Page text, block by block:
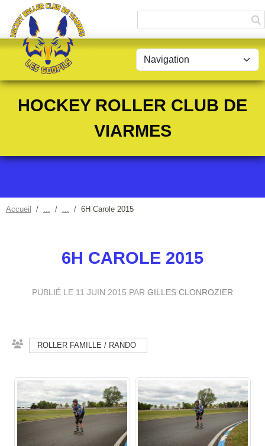
HOCKEY ROLLER CLUB DE
VIARMES
Accueil 6H Carole 2015
6H CAROLE 2015
PUBLIÉ LE 11 JUIN 2015 PAR GILLES CLONROZIER
ROLLER FAMILLE / RANDO
Panneau de gestion des cookies